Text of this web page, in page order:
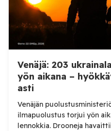
Venäjä: 203
yön aikana –
asti
Venäjän
ilmapuolustus torjui yön
lennokkia. Drooneja